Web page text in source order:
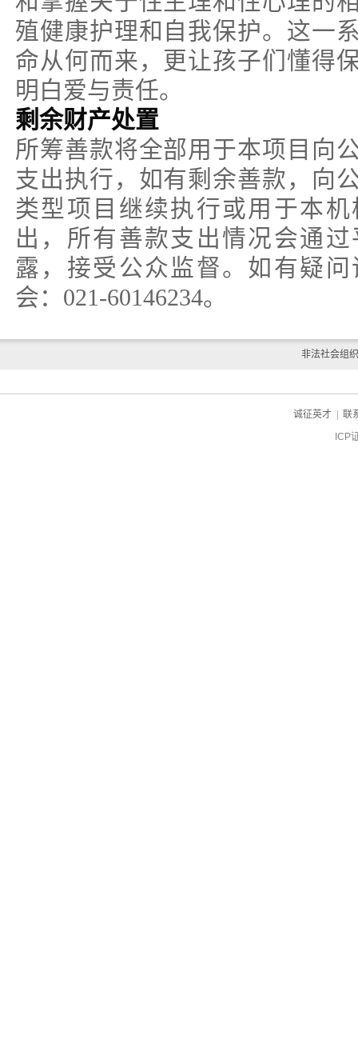
殖健康护理和自我保护。这一
命从何而来，更让孩子们懂得
明白爱与责任。
剩余财产处置
所筹善款将全部用于本项目向
支出执行，如有剩余善款，向
类型项目继续执行或用于本
出，所有善款支出情况会通
露，接受公众监督。如有疑
会：021-60146234。
非法社会组
诚征英才
联
ICP